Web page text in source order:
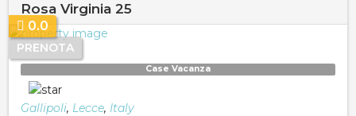
Rosa Virginia 25
PRENOTA
0.0
Case Vacanza
Gallipoli, Lecce, Italy